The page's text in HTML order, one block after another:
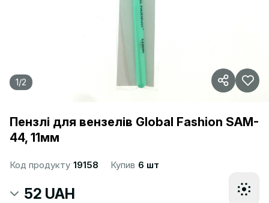
1/2
Пензлі для вензелів Global Fashion SAM-
44, 11мм
Код продукту 19158 Купив 6 шт
52 UAH